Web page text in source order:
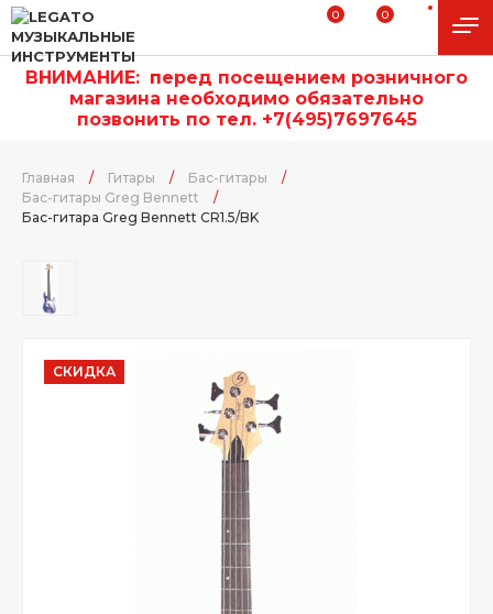
0 0
ВНИМАНИЕ: перед посещением розничного
магазина необходимо обязательно
позвонить по тел. +7(495)7697645
Главная / Гитары / Бас-гитары
/
Бас-гитары Greg Bennett
/
Бас-гитара Greg Bennett CR1.5/BK
СКИДКА